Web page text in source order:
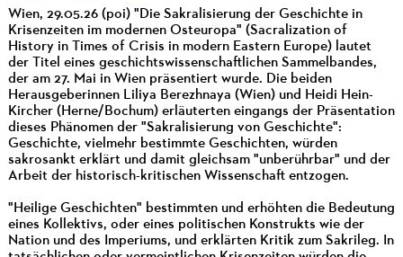
Wien, 29.05.26 (poi) "Die Sakralisierung der Geschichte in
Krisenzeiten im modernen Osteuropa" (Sacralization of
History in Times of Crisis in modern Eastern Europe) lautet
der Titel eines geschichtswissenschaftlichen Sammelbandes,
der am 27. Mai in Wien präsentiert wurde. Die beiden
Herausgeberinnen Liliya Berezhnaya (Wien) und Heidi Hein-
Kircher (Herne/Bochum) erläuterten eingangs der Präsentation
dieses Phänomen der "Sakralisierung von Geschichte":
Geschichte, vielmehr bestimmte Geschichten, würden
sakrosankt erklärt und damit gleichsam "unberührbar" und der
Arbeit der historisch-kritischen Wissenschaft entzogen.
"Heilige Geschichten" bestimmten und erhöhten die Bedeutung
eines Kollektivs, oder eines politischen Konstrukts wie der
Nation und des Imperiums, und erklärten Kritik zum Sakrileg. In